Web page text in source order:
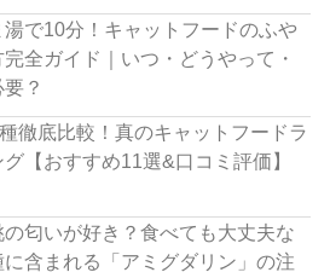
湯で10分！キャットフードのふや
完全ガイド｜いつ・どうやって・
？
徹底比較！真のキャットフードラ
グ【おすすめ11選&口コミ評価】
の匂いが好き？食べても大丈夫な
に含まれる「アミグダリン」の注